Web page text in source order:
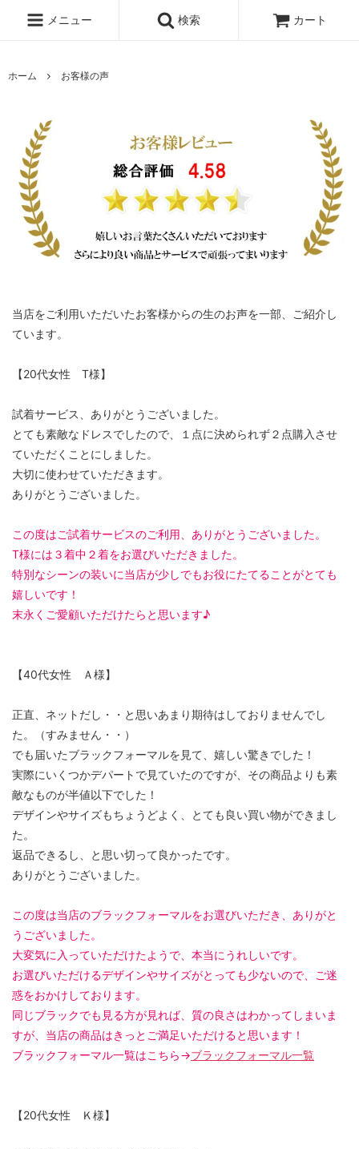
メニュー 検索 カート
ホーム お客様の声
当店をご利用いただいたお客様からの生のお声を一部、ご紹介し
ています。
【20代女性 T様】
試着サービス、ありがとうございました。
とても素敵なドレスでしたので、１点に決められず２点購入させ
ていただくことにしました。
大切に使わせていただきます。
ありがとうございました。
この度はご試着サービスのご利用、ありがとうございました。
T様には３着中２着をお選びいただきました。
特別なシーンの装いに当店が少しでもお役にたてることがとても
嬉しいです！
末永くご愛顧いただけたらと思います♪
【40代女性 Ａ様】
正直、ネットだし・・と思いあまり期待はしておりませんでし
た。（すみません・・）
でも届いたブラックフォーマルを見て、嬉しい驚きでした！
実際にいくつかデパートで見ていたのですが、その商品よりも素
敵なものが半値以下でした！
デザインやサイズもちょうどよく、とても良い買い物ができまし
た。
返品できるし、と思い切って良かったです。
ありがとうございました。
この度は当店のブラックフォーマルをお選びいただき、ありがと
うございました。
大変気に入っていただけたようで、本当にうれしいです。
お選びいただけるデザインやサイズがとっても少ないので、ご迷
惑をおかけしております。
同じブラックでも見る方が見れば、質の良さはわかってしまいま
すが、当店の商品はきっとご満足いただけると思います！
ブラックフォーマル一覧はこちら→ブラックフォーマル一覧
【20代女性 Ｋ様】